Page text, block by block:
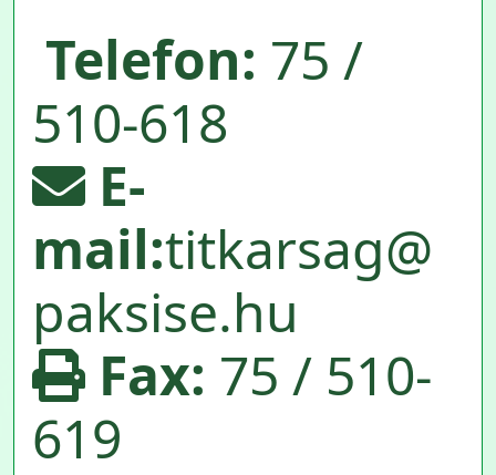
Telefon: 75 /
510-618
E-
mail:titkarsag@
paksise.hu
Fax: 75 / 510-
619